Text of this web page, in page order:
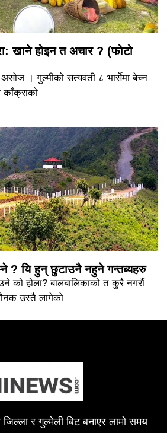
खाने होइन त अचार ? (फोटो
। गुल्मीको सत्यवती ८ भार्सेमा बेच्न
काँक्राको
? यि हुन् छुटाउनै नहुने गन्तब्यहरु
को होला? बालबालिकाको त कुरै नगरौं
उस्तै लागेको
र गुल्मेली बिट बनाएर लामो समय